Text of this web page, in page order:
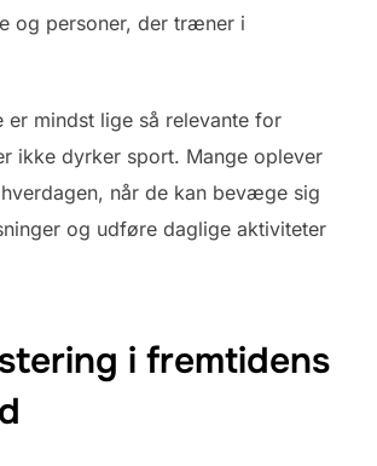
og personer, der træner i
er mindst lige så relevante for
ikke dyrker sport. Mange oplever
når de kan bevæge sig
og udføre daglige aktiviteter
i fremtidens